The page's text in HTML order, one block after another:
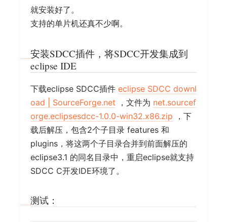
就安装好了。
支持的单片机还真不少啊。
安装SDCC插件，将SDCC开发集成到
eclipse IDE
下载eclipse SDCC插件 eclipse SDCC downl
oad | SourceForge.net ，文件为 net.sourcef
orge.eclipsesdcc-1.0.0-win32.x86.zip ，下
载后解压，包含2个子目录 features 和
plugins，将这两个子目录合并到前面解压的
eclipse3.1 的同名目录中，重启eclipse就支持
SDCC C开发IDE环境了。
测试：